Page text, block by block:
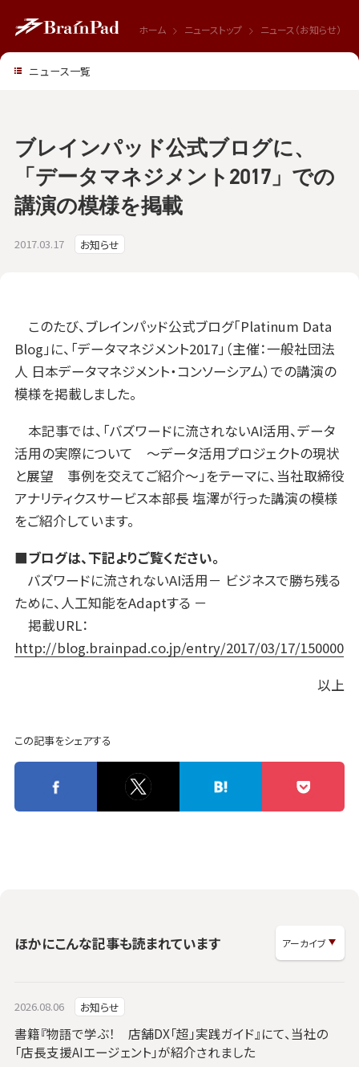
ホーム ニューストップ ニュース（お知らせ）
2017.03.17 お知らせ
ブレインパッド公式ブログに、
「データマネジメント2017」での
講演の模様を掲載
このたび、ブレインパッド公式ブログ「Platinum Data
Blog」に、「データマネジメント2017」（主催：一般社団法
人 日本データマネジメント・コンソーシアム）での講演の
模様を掲載しました。
本記事では、「バズワードに流されないAI活用、データ
活用の実際について ～データ活用プロジェクトの現状
と展望 事例を交えてご紹介～」をテーマに、当社取締役
アナリティクスサービス本部長 塩澤が行った講演の模様
をご紹介しています。
■ブログは、下記よりご覧ください。
バズワードに流されないAI活用－ ビジネスで勝ち残る
ために、人工知能をAdaptする －
掲載URL：
http://blog.brainpad.co.jp/entry/2017/03/17/150000
以上
この記事をシェアする
ほかにこんな記事も読まれています
2026.08.06 お知らせ
書籍『物語で学ぶ！ 店舗DX「超」実践ガイド』にて、当社の
「店長支援AIエージェント」が紹介されました
ニュース一覧